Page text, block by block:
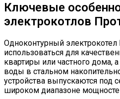
Ключевые
электрокотлов
Одноконтурный
использоваться для
квартиры или частного дома,
воды в стальном
устройства выпускаются под
широком диапазоне